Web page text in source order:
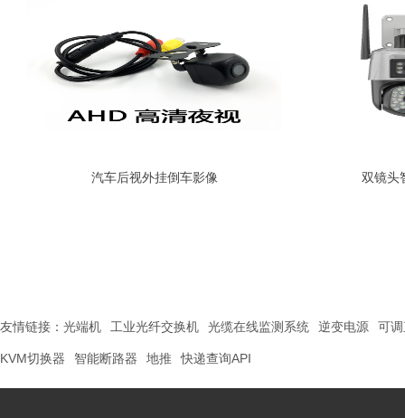
汽车后视外挂倒车影像 双镜头
友情链接： 光端机 工业光纤交换机 光缆在线监测系统 逆变电源 可
KVM切换器 智能断路器 地推 快递查询API